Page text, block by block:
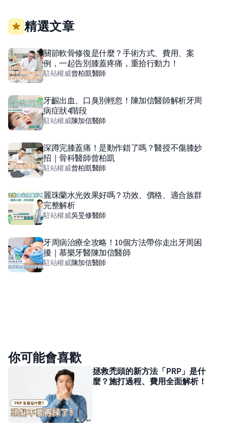
精選文章
關節軟骨修復是什麼？手術方式、費用、案
例，一起告別膝蓋疼痛，重拾行動力！
駐站權威曾柏凱醫師
牙齦出血、口臭別輕忽！陳加信醫師解析牙周
病症狀4階段
駐站權威陳加信醫師
深蹲完膝蓋痛！是動作錯了嗎？醫授不傷膝妙
招｜骨科醫師曾柏凱
駐站權威曾柏凱醫師
麗珠蘭水光效果好嗎？功效、價格、適合族群
完整解析
駐站權威吳旻修醫師
牙周病治療全攻略！10個方法帶你走出牙周困
擾｜慕樂牙醫陳加信醫師
駐站權威陳加信醫師
你可能會喜歡
拯救禿頭的新方法「PRP」是什
麼？施打過程、費用全面解析！